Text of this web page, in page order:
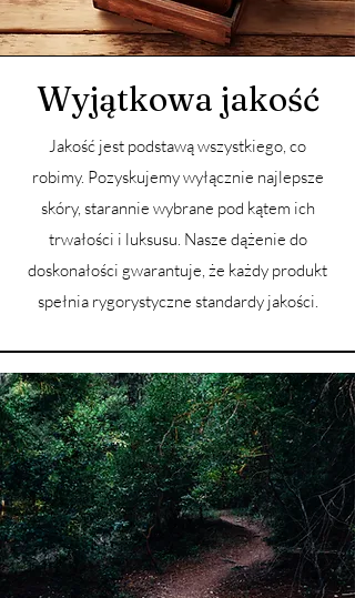
Wyjątkowa jakość
Jakość jest podstawą wszystkiego, co
robimy. Pozyskujemy wyłącznie najlepsze
skóry, starannie wybrane pod kątem ich
trwałości i luksusu. Nasze dążenie do
doskonałości gwarantuje, że każdy produkt
spełnia rygorystyczne standardy jakości.